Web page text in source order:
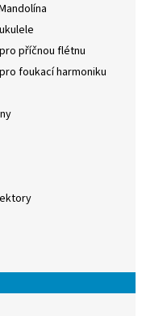
příčnou flétnu
foukací harmoniku